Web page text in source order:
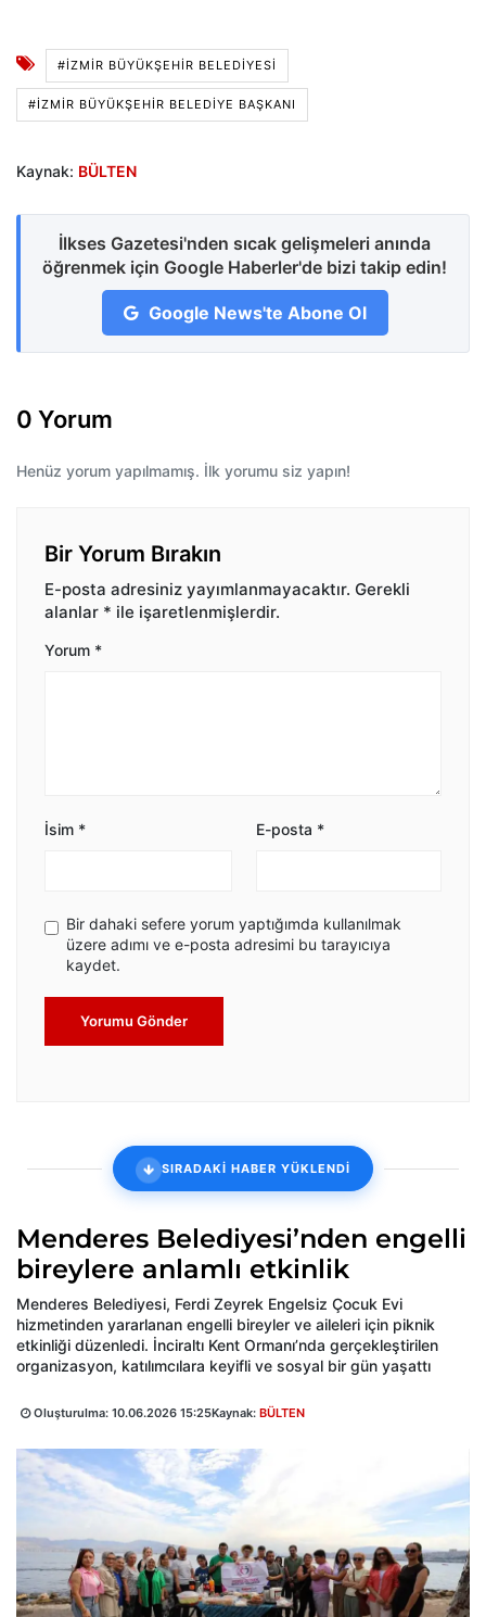
#İZMIR BÜYÜKŞEHIR BELEDIYESI
#İZMIR BÜYÜKŞEHIR BELEDIYE BAŞKANI
Kaynak: BÜLTEN
İlkses Gazetesi'nden sıcak gelişmeleri anında
öğrenmek için Google Haberler'de bizi takip edin!
Google News'te Abone Ol
0 Yorum
Henüz yorum yapılmamış. İlk yorumu siz yapın!
Bir Yorum Bırakın
E-posta adresiniz yayımlanmayacaktır. Gerekli
alanlar * ile işaretlenmişlerdir.
Yorum *
İsim * E-posta *
Bir dahaki sefere yorum yaptığımda kullanılmak
üzere adımı ve e-posta adresimi bu tarayıcıya
kaydet.
Yorumu Gönder
SIRADAKİ HABER YÜKLENDİ
Menderes Belediyesi’nden engelli
bireylere anlamlı etkinlik
Menderes Belediyesi, Ferdi Zeyrek Engelsiz Çocuk Evi
hizmetinden yararlanan engelli bireyler ve aileleri için piknik
etkinliği düzenledi. İnciraltı Kent Ormanı’nda gerçekleştirilen
organizasyon, katılımcılara keyifli ve sosyal bir gün yaşattı
Oluşturulma: 10.06.2026 15:25Kaynak: BÜLTEN